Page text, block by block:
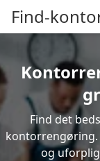
Find-
Find det
og